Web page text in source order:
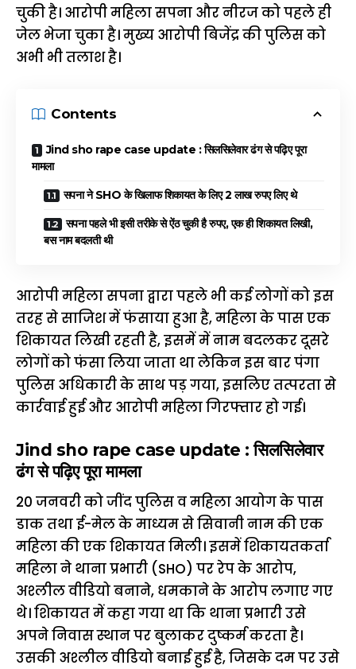
चुकी है। आरोपी महिला सपना और नीरज को पहले ही
जेल भेजा चुका है। मुख्य आरोपी बिजेंद्र की पुलिस को
अभी भी तलाश है।
Contents
Jind sho rape case update : सिलसिलेवार ढंग से पढ़िए पूरा
मामला
सपना ने SHO के खिलाफ शिकायत के लिए 2 लाख रुपए लिए थे
सपना पहले भी इसी तरीके से ऐंठ चुकी है रुपए, एक ही शिकायत लिखी,
बस नाम बदलती थी
आरोपी महिला सपना द्वारा पहले भी कई लोगों को इस
तरह से साजिश में फंसाया हुआ है, महिला के पास एक
शिकायत लिखी रहती है, इसमें में नाम बदलकर दूसरे
लोगों को फंसा लिया जाता था लेकिन इस बार पंगा
पुलिस अधिकारी के साथ पड़ गया, इसलिए तत्परता से
कार्रवाई हुई और आरोपी महिला गिरफ्तार हो गई।
Jind sho rape case update : सिलसिलेवार
ढंग से पढ़िए पूरा मामला
20 जनवरी को जींद पुलिस व महिला आयोग के पास
डाक तथा ई-मेल के माध्यम से सिवानी नाम की एक
महिला की एक शिकायत मिली। इसमें शिकायतकर्ता
महिला ने थाना प्रभारी (SHO) पर रेप के आरोप,
अश्लील वीडियो बनाने, धमकाने के आरोप लगाए गए
थे। शिकायत में कहा गया था कि थाना प्रभारी उसे
अपने निवास स्थान पर बुलाकर दुष्कर्म करता है।
उसकी अश्लील वीडियो बनाई हुई है, जिसके दम पर उसे